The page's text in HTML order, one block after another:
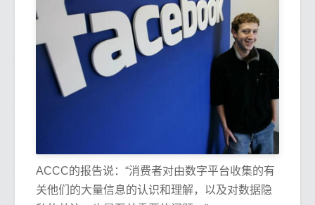
ACCC的报告说：“消费者对由数字平台收集的有
关他们的大量信息的认识和理解，以及对数据隐